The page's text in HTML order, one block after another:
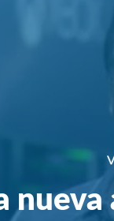
nueva